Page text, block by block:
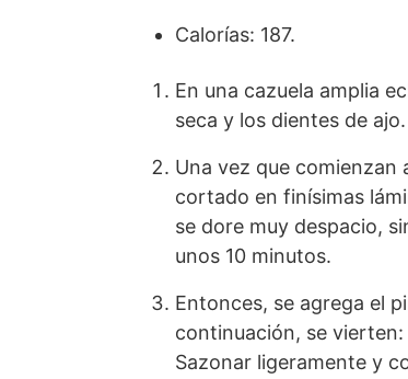
Calorías: 187.
En una cazuela amplia
seca y los dientes de ajo.
Una vez que comienzan
cortado en finísimas
se dore muy despacio,
unos 10 minutos.
Entonces, se agrega el
continuación, se
Sazonar ligeramente y